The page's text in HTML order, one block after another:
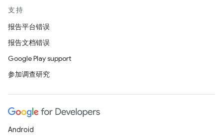
支持
报告平台错误
报告文档错误
Google Play support
参加调查研究
Android